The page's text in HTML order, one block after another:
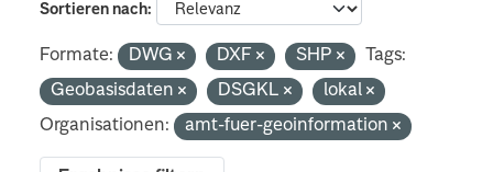
Sortieren nach
Formate: DWG DXF SHP
Tags:
Geobasisdaten
DSGKL
lokal
Organisationen:
amt-fuer-geoinformation